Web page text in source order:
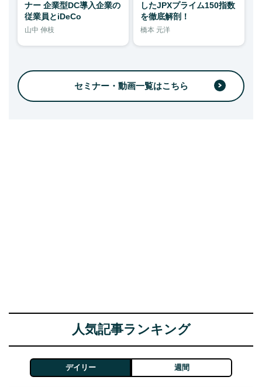
ナー 企業型DC導入企業の
従業員とiDeCo
山中 伸枝
したJPXプライム150指数
を徹底解剖！
橋本 元洋
セミナー・動画一覧はこちら
人気記事ランキング
デイリー 週間